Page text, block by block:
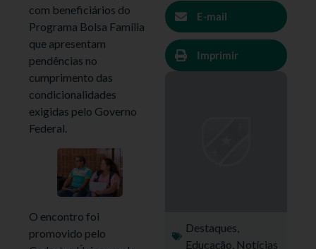
com beneficiários do
Programa Bolsa Família
que apresentam
pendências no
cumprimento das
condicionalidades
exigidas pelo Governo
Federal.
O encontro foi
promovido pelo
E-mail
Imprimir
Destaques,
Educação, Notícias